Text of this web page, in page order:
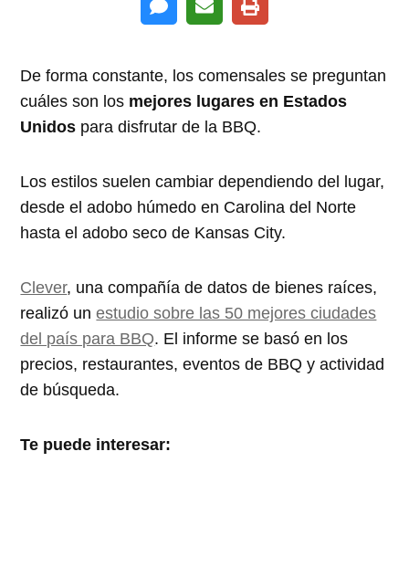
De forma constante, los comensales se preguntan
cuáles son los mejores lugares en Estados
Unidos para disfrutar de la BBQ.
Los estilos suelen cambiar dependiendo del lugar,
desde el adobo húmedo en Carolina del Norte
hasta el adobo seco de Kansas City.
Clever, una compañía de datos de bienes raíces,
realizó unestudio sobre las 50 mejores ciudades
del país para BBQ. El informe se basó en los
precios, restaurantes, eventos de BBQ y actividad
de búsqueda.
Te puede interesar: